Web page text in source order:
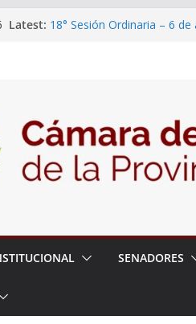
Latest: 18° Sesión Ordinaria – 6
Expte. Nº 90-34.516/2026
de Protección y Control
SENADORES